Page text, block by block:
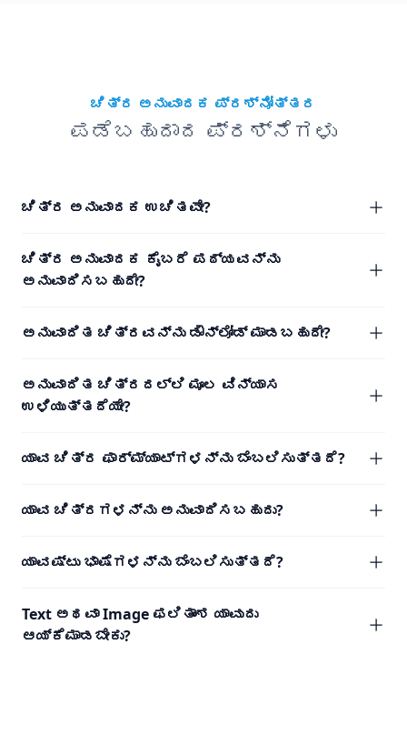
ಚಿತ್ರ ಅನುವಾದಕ ಪ್ರಶ್ನೋತ್ತರ
ಪಡೆಬಹುದಾದ ಪ್ರಶ್ನೆಗಳು
ಚಿತ್ರ ಅನುವಾದಕ ಉಚಿತವೇ?
ಚಿತ್ರ ಅನುವಾದಕ ಕೈಬರೆ ಪಠ್ಯವನ್ನು
ಅನುವಾದಿಸಬಹುದೇ?
ಅನುವಾದಿತ ಚಿತ್ರವನ್ನು ಡೌನ್‌ಲೋಡ್ ಮಾಡಬಹುದೇ?
ಅನುವಾದಿತ ಚಿತ್ರದಲ್ಲಿ ಮೂಲ ವಿನ್ಯಾಸ
ಉಳಿಯುತ್ತದೆಯೇ?
ಯಾವ ಚಿತ್ರ ಫಾರ್ಮ್ಯಾಟ್‌ಗಳನ್ನು ಬೆಂಬಲಿಸುತ್ತದೆ?
ಯಾವ ಚಿತ್ರಗಳನ್ನು ಅನುವಾದಿಸಬಹುದು?
ಯಾವಷ್ಟು ಭಾಷೆಗಳನ್ನು ಬೆಂಬಲಿಸುತ್ತದೆ?
Text ಅಥವಾ Image ಫಲಿತಾಂಶ ಯಾವುದು
ಆಯ್ಕೆಮಾಡಬೇಕು?